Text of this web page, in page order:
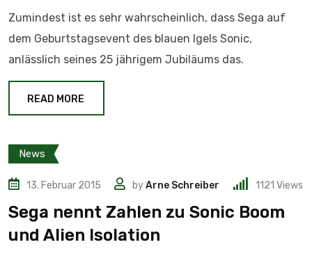
Zumindest ist es sehr wahrscheinlich, dass Sega auf
dem Geburtstagsevent des blauen Igels Sonic,
anlässlich seines 25 jährigem Jubiläums das.
READ MORE
News
13. Februar 2015 byArne Schreiber 1121 Views
Sega nennt Zahlen zu Sonic Boom
und Alien Isolation